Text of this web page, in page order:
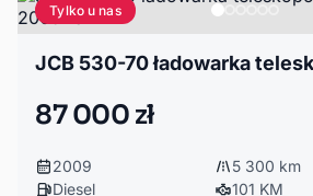
Tylko u nas
87 000 zł
2009
5 300 km
Diesel
101 KM